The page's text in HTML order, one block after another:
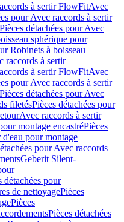
à sertir FlowFitAvec
pour Avec raccords à sertir
Pièces détachées pour Avec
sphérique pour
Robinets à boisseau
raccords à sertir
à sertir FlowFitAvec
pour Avec raccords à sertir
Pièces détachées pour Avec
filetésPièces détachées pour
Avec raccords à sertir
montage encastréPièces
pour montage
pour Avec raccords
Geberit Silent-
détachées pour
de nettoyagePièces
Pièces
Pièces détachées